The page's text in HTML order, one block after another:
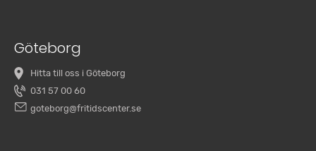
Göteborg
Hitta till oss i Göteborg
031 57 00 60
goteborg@fritidscenter.se